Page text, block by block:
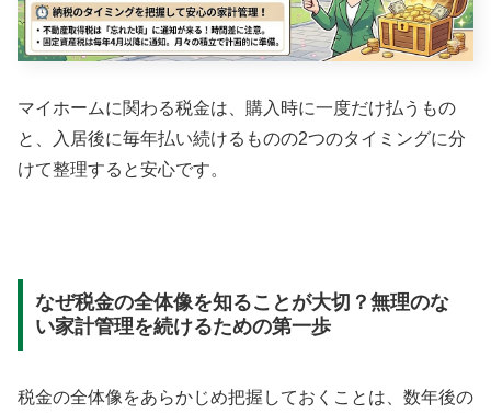
マイホームに関わる税金は、購入時に一度だけ払うもの
と、入居後に毎年払い続けるものの2つのタイミングに分
けて整理すると安心です。
なぜ税金の全体像を知ることが大切？無理のな
い家計管理を続けるための第一歩
税金の全体像をあらかじめ把握しておくことは、数年後の